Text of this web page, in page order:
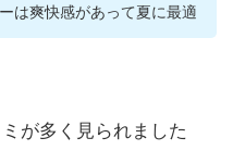
は爽快感があって夏に最適
が多く見られました